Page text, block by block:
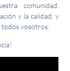
comunidad.
y la calidad, y
vosotros.